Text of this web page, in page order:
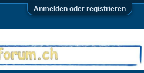
Anmelden oder registrieren